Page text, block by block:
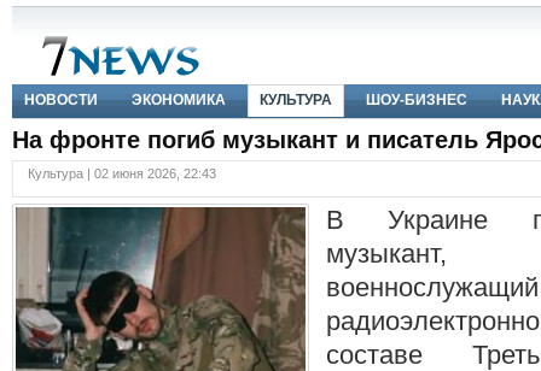
НОВОСТИ ЭКОНОМИКА КУЛЬТУРА ШОУ-БИЗНЕС
На фронте погиб музыкант и писатель
Культура | 02 июня 2026, 22:43
В Украине
музыкант,
составе